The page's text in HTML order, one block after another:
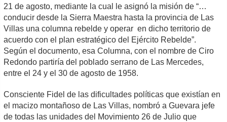
21 de agosto, mediante la cual le asignó la misión de “…
conducir desde la Sierra Maestra hasta la provincia de Las
Villas una columna rebelde y operar en dicho territorio de
acuerdo con el plan estratégico del Ejército Rebelde”.
Según el documento, esa Columna, con el nombre de Ciro
Redondo partiría del poblado serrano de Las Mercedes,
entre el 24 y el 30 de agosto de 1958.
Consciente Fidel de las dificultades políticas que existían en
el macizo montañoso de Las Villas, nombró a Guevara jefe
de todas las unidades del Movimiento 26 de Julio que